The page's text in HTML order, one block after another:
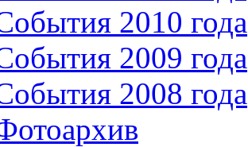
2010 года
2009 года
2008 года